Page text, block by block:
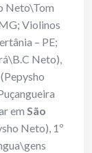
Neto\Tom
Violinos
– PE;
Neto),
em São
Neto), 1º